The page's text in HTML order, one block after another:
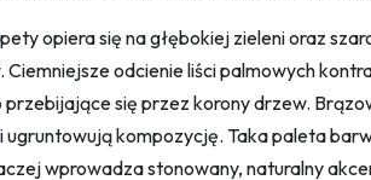
opiera się na głębokiej zieleni oraz
Ciemniejsze odcienie liści palmowych
przebijające się przez korony drzew.
ugruntowują kompozycję. Taka paleta
wprowadza stonowany, naturalny